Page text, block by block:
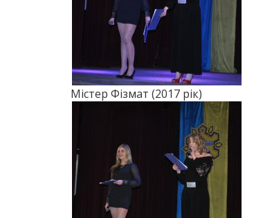
Містер Фізмат (2017 рік)